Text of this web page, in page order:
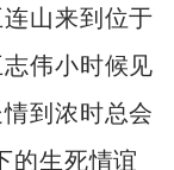
山来到位于
伟小时候见
到浓时总会
的生死情谊